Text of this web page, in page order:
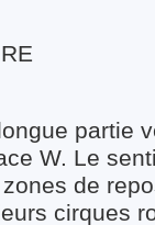
partie
W. Le
de
cirques